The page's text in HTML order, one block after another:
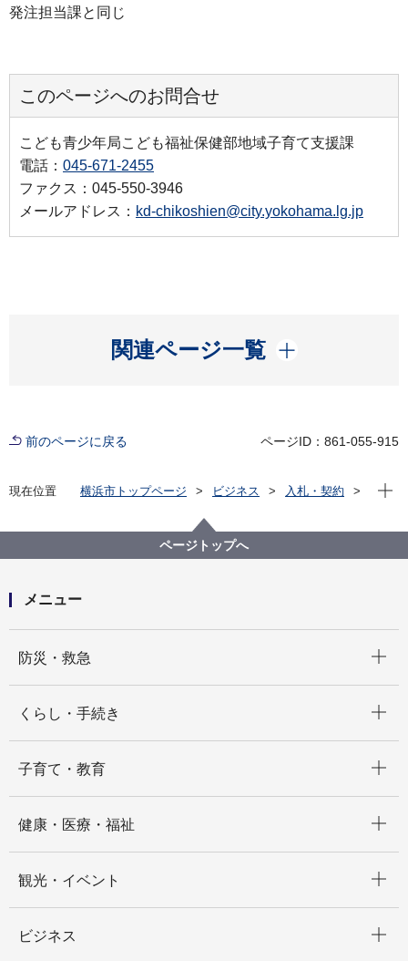
発注担当課と同じ
このページへのお問合せ
こども青少年局こども福祉保健部地域子育て支援課
電話： 045-671-2455
ファクス：045-550-3946
メールアドレス： kd-chikoshien@city.yokohama.lg.jp
関連ページ一覧
開く
前のページに戻る ページID：861-055-915
現在位置 横浜市トップページ ビジネス
入札・契約
【公募型指名競争入札】地域における父親育児支援講
座開催支援業務委託
現在
ページトップへ
メニュー
防災・救急
くらし・手続き
子育て・教育
健康・医療・福祉
観光・イベント
ビジネス